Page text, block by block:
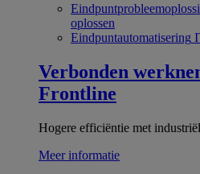
oplossen
Eindpuntautomatisering
Verbonden
Frontline
Hogere efficiëntie met
Meer informatie